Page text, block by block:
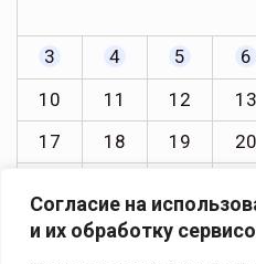
Согласие на
и их обработку
3
4 5 6
10
11 12 13
17
18 19 20
31